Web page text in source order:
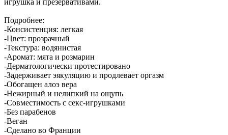
Подробнее:
-Консистенция: легкая
-Цвет: прозрачный
-Текстура: водянистая
-Аромат: мята и розмарин
-Дерматологически протестировано
-Задерживает эякуляцию и продлевает оргазм
-Обогащен алоэ вера
-Нежирный и нелипкий на ощупь
-Совместимость с секс-игрушками
-Без парабенов
-Веган
-Сделано во Франции